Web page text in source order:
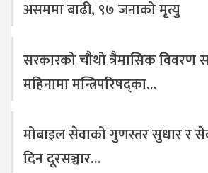
असममा बाढी, ९७ जनाको मृत्यु
सरकारको चौथो त्रैमासिक विवरण
महिनामा मन्त्रिपरिषद्का…
मोबाइल सेवाको गुणस्तर सुधार र
दिन दूरसञ्चार…